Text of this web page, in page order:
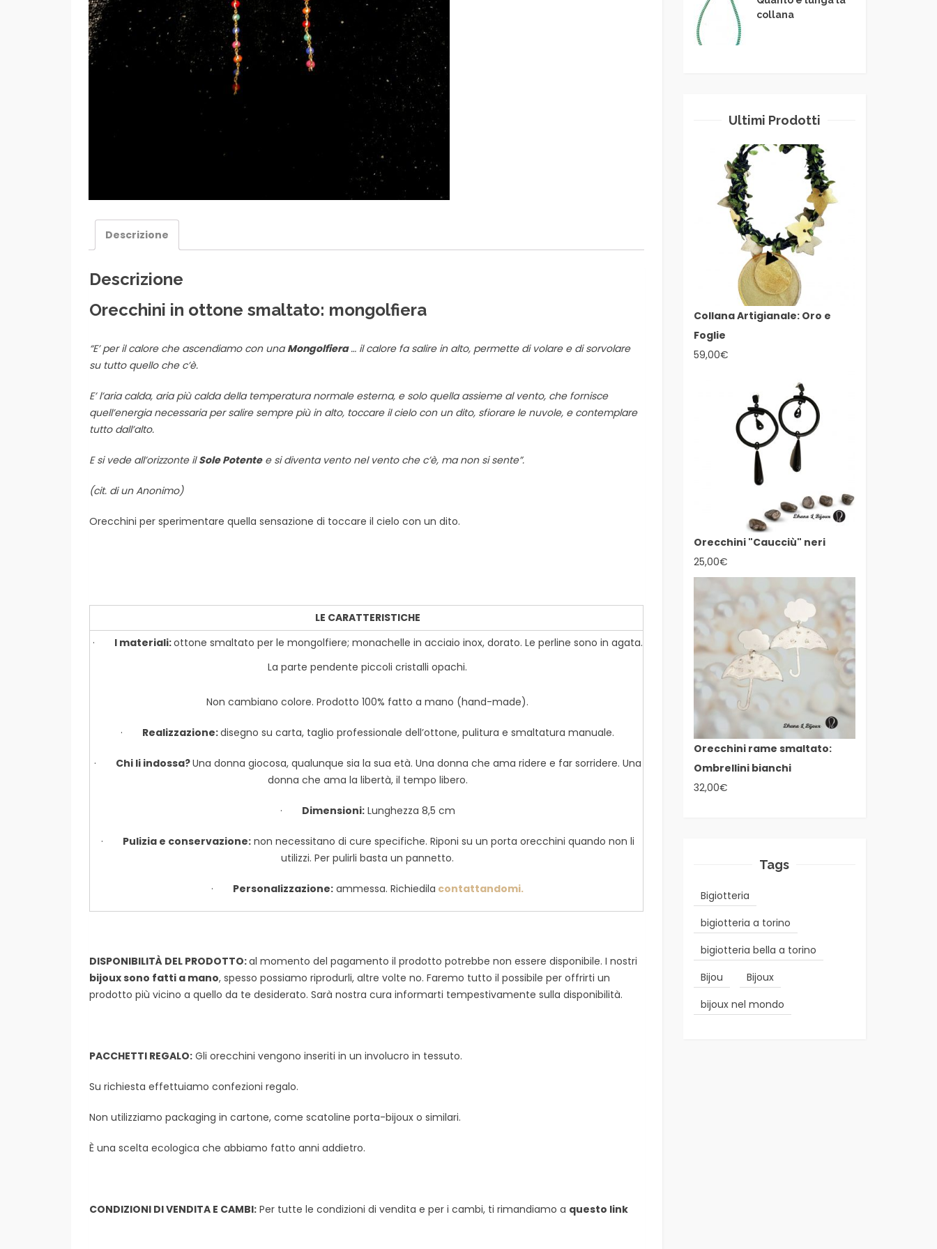
Descrizione
Descrizione
Orecchini in ottone smaltato: mongolfiera
“E’ per il calore che ascendiamo con unaMongolfiera… il calore fa salire in alto, permette di volare e di sorvolare
su tutto quello che c’è.
E’ l’aria calda, aria più calda della temperatura normale esterna, e solo quella assieme al vento, che fornisce
quell’energia necessaria per salire sempre più in alto, toccare il cielo con un dito, sfiorare le nuvole, e contemplare
tutto dall’alto.
E si vede all’orizzonte ilSole Potentee si diventa vento nel vento che c’è, ma non si sente”.
(cit. di un Anonimo)
Orecchini per sperimentare quella sensazione di toccare il cielo con un dito.
LE CARATTERISTICHE
· I materiali:ottone smaltato per le mongolfiere; monachelle in acciaio inox, dorato. Le perline sono in agata.
La parte pendente piccoli cristalli opachi.
Non cambiano colore. Prodotto 100% fatto a mano (hand-made).
· Realizzazione:disegno su carta, taglio professionale dell’ottone, pulitura e smaltatura manuale.
· Chi li indossa?Una donna giocosa, qualunque sia la sua età. Una donna che ama ridere e far sorridere. Una
donna che ama la libertà, il tempo libero.
· Dimensioni:Lunghezza 8,5 cm
· Pulizia e conservazione:non necessitano di cure specifiche. Riponi su un porta orecchini quando non li
utilizzi. Per pulirli basta un pannetto.
· Personalizzazione: ammessa. Richiedila contattandomi.
DISPONIBILITÀ DEL PRODOTTO:al momento del pagamento il prodotto potrebbe non essere disponibile. I nostri
bijouxsono fatti a mano, spesso possiamo riprodurli, altre volte no. Faremo tutto il possibile per offrirti un
prodotto più vicino a quello da te desiderato. Sarà nostra cura informarti tempestivamente sulla disponibilità.
PACCHETTI REGALO: Gli orecchini vengono inseriti in un involucro in tessuto.
Su richiesta effettuiamo confezioni regalo.
Non utilizziamo packaging in cartone, come scatoline porta-bijoux o similari.
È una scelta ecologica che abbiamo fatto anni addietro.
CONDIZIONI DI VENDITA E CAMBI: Per tutte le condizioni di vendita e per i cambi, ti rimandiamo a questo link
collana
Ultimi Prodotti
Collana Artigianale: Oro e
Foglie
59,00€
Orecchini "Caucciù" neri
25,00€
Orecchini rame smaltato:
Ombrellini bianchi
32,00€
Tags
Bigiotteria
bigiotteria a torino
bigiotteria bella a torino
Bijou
Bijoux
bijoux nel mondo